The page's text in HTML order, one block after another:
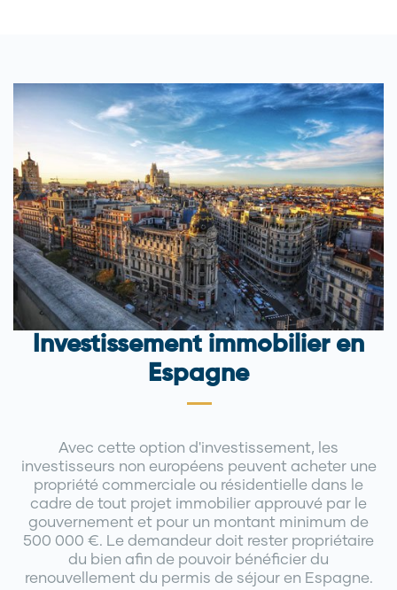
Investissement immobilier en
Espagne
Avec cette option d'investissement, les
investisseurs non européens peuvent acheter une
propriété commerciale ou résidentielle dans le
cadre de tout projet immobilier approuvé par le
gouvernement et pour un montant minimum de
500 000 €. Le demandeur doit rester propriétaire
du bien afin de pouvoir bénéficier du
renouvellement du permis de séjour en Espagne.